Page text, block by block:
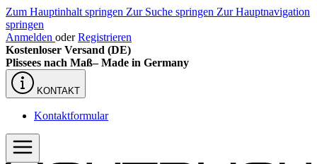
Zum Hauptinhalt springen Zur Suche springen Zur Hauptnavigation
springen
Anmelden oder Registrieren
Kostenloser Versand (DE)
Plissees nach Maß–Made in Germany
KONTAKT
Kontaktformular